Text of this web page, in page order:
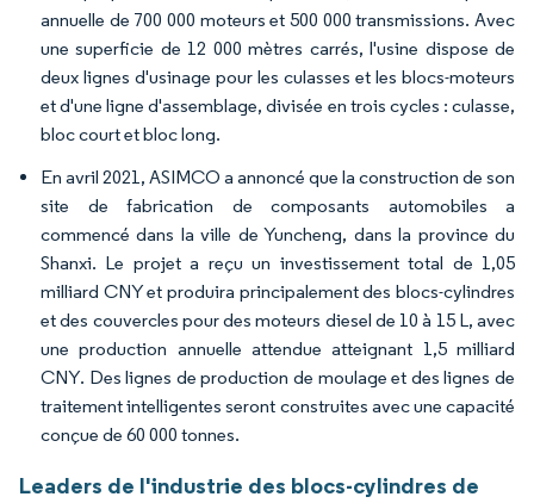
annuelle de 700 000 moteurs et 500 000 transmissions. Avec
une superficie de 12 000 mètres carrés, l'usine dispose de
deux lignes d'usinage pour les culasses et les blocs-moteurs
et d'une ligne d'assemblage, divisée en trois cycles : culasse,
bloc court et bloc long.
En avril 2021, ASIMCO a annoncé que la construction de son
site de fabrication de composants automobiles a
commencé dans la ville de Yuncheng, dans la province du
Shanxi. Le projet a reçu un investissement total de 1,05
milliard CNY et produira principalement des blocs-cylindres
et des couvercles pour des moteurs diesel de 10 à 15 L, avec
une production annuelle attendue atteignant 1,5 milliard
CNY. Des lignes de production de moulage et des lignes de
traitement intelligentes seront construites avec une capacité
conçue de 60 000 tonnes.
Leaders de l'industrie des blocs-cylindres de